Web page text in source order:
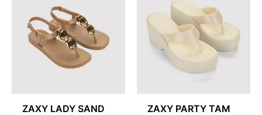
ZAXY LADY SAND ZAXY PARTY TAM